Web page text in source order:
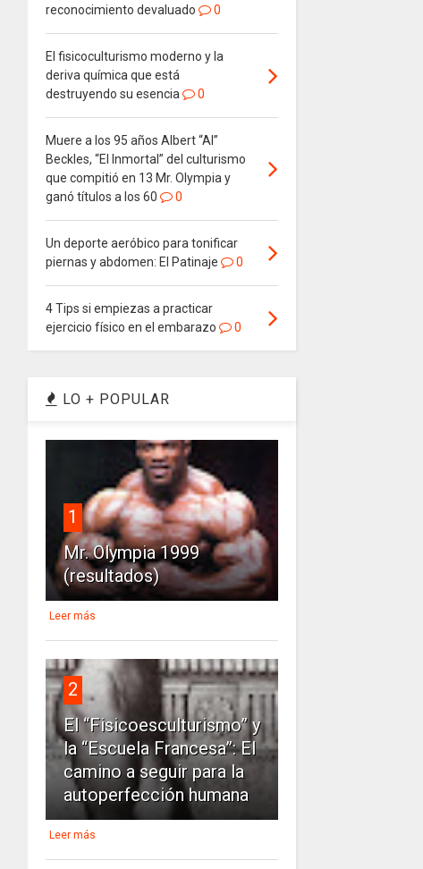
reconocimiento devaluado
0
El fisicoculturismo moderno y la
deriva química que está
destruyendo su esencia
0
Muere a los 95 años Albert “Al”
Beckles, “El Inmortal” del culturismo
que compitió en 13 Mr. Olympia y
ganó títulos a los 60
0
Un deporte aeróbico para tonificar
piernas y abdomen: El Patinaje
0
4 Tips si empiezas a practicar
ejercicio físico en el embarazo
0
LO + POPULAR
1
Mr. Olympia 1999
(resultados)
Leer más
2
El “Fisicoesculturismo” y
la “Escuela Francesa”: El
camino a seguir para la
autoperfección humana
Leer más